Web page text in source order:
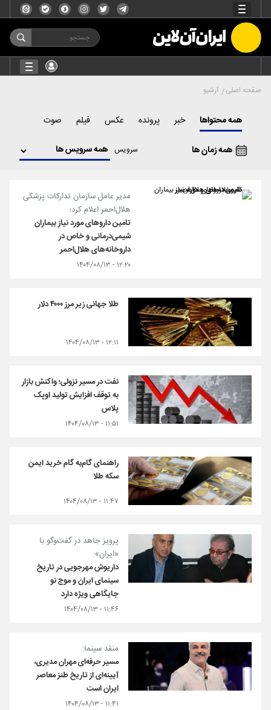
صفحه اصلی آرشیو
همه محتواها خبر پرونده عکس فیلم صوت
همه زمان ها سرویس
مدیر عامل سازمان تدارکات پزشکی
هلال‌احمر اعلام کرد؛
تامین داروهای مورد نیاز بیماران
شیمی‌درمانی و خاص در
داروخانه‌های هلال‌احمر
۱۲:۲۰ - ۱۴۰۴/۰۸/۱۳
طلا جهانی زیر مرز ۴۰۰۰ دلار
۱۲:۱۱ - ۱۴۰۴/۰۸/۱۳
نفت در مسیر نزولی؛ واکنش بازار
به توقف افزایش تولید اوپک
پلاس
۱۱:۵۱ - ۱۴۰۴/۰۸/۱۳
راهنمای گام‌به گام خرید ایمن
سکه طلا
۱۱:۴۷ - ۱۴۰۴/۰۸/۱۳
پرویز جاهد در گفت‌وگو با
«ایران»:
داریوش مهرجویی در تاریخ
سینمای ایران و موج نو
جایگاهی ویژه دارد
۱۱:۴۶ - ۱۴۰۴/۰۸/۱۳
منقد سینما:
مسیر حرفه‌ای مهران مدیری،
آیینه‌ای از تاریخ طنز معاصر
ایران است
۱۱:۴۱ - ۱۴۰۴/۰۸/۱۳